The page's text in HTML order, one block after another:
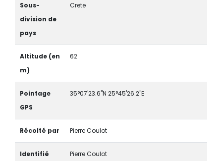
Sous-
division de
pays
Crete
Altitude (en
m)
62
Pointage
GPS
35°07'23.6"N 25°45'26.2"E
Récolté par Pierre Coulot
Identifié
Pierre Coulot